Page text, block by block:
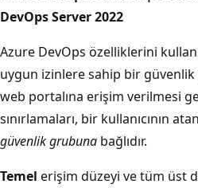
DevOps Server 2022
Azure DevOps özelliklerini
uygun izinlere sahip bir
web portalına erişim verilmesi
sınırlamaları, bir kullanıcının
güvenlik grubuna bağlıdır.
Temel erişim düzeyi ve tüm üst